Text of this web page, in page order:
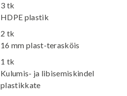
3 tk
HDPE plastik
2 tk
16 mm plast-terasköis
1 tk
Kulumis- ja libisemiskindel
plastikkate